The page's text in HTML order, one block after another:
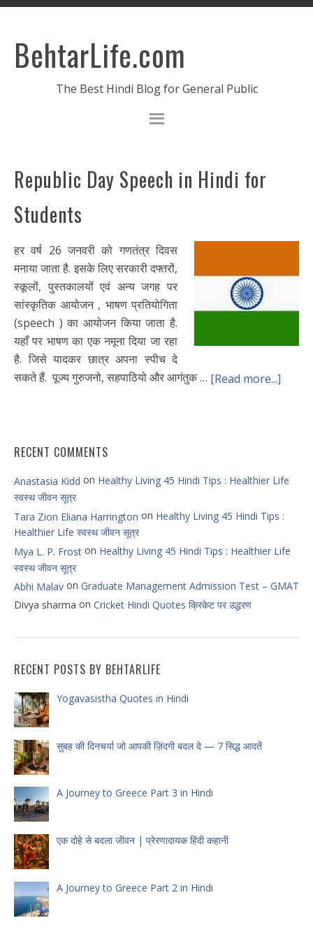
BehtarLife.com
The Best Hindi Blog for General Public
Republic Day Speech in Hindi for
Students
हर वर्ष 26 जनवरी को गणतंत्र दिवस
मनाया जाता है. इसके लिए सरकारी दफ्तरों,
स्कूलों, पुस्तकालयों एवं अन्य जगह पर
सांस्कृतिक आयोजन , भाषण प्रतियोगिता
(speech ) का आयोजन किया जाता है.
यहाँ पर भाषण का एक नमूना दिया जा रहा
है. जिसे यादकर छात्र अपना स्पीच दे
सकते हैं. पूज्य गुरुजनो, सहपाठियो और आगंतुक … [Read more...]
RECENT COMMENTS
Anastasia Kidd on Healthy Living 45 Hindi Tips : Healthier Life
स्वस्थ जीवन सूत्र
Tara Zion Eliana Harrington on Healthy Living 45 Hindi Tips :
Healthier Life स्वस्थ जीवन सूत्र
Mya L. P. Frost on Healthy Living 45 Hindi Tips : Healthier Life
स्वस्थ जीवन सूत्र
Abhi Malav on Graduate Management Admission Test – GMAT
Divya sharma on Cricket Hindi Quotes क्रिकेट पर उद्धरण
RECENT POSTS BY BEHTARLIFE
Yogavasistha Quotes in Hindi
सुबह की दिनचर्या जो आपकी ज़िंदगी बदल दे — 7 सिद्ध आदतें
A Journey to Greece Part 3 in Hindi
एक दोहे से बदला जीवन | प्रेरणादायक हिंदी कहानी
A Journey to Greece Part 2 in Hindi